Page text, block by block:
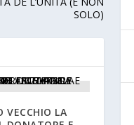
SOLO)
VECCHIO LA